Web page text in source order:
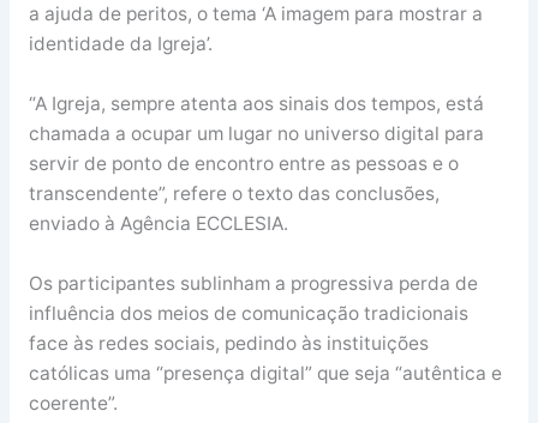
a ajuda de peritos, o tema ‘A imagem para mostrar a
identidade da Igreja’.
“A Igreja, sempre atenta aos sinais dos tempos, está
chamada a ocupar um lugar no universo digital para
servir de ponto de encontro entre as pessoas e o
transcendente”, refere o texto das conclusões,
enviado à Agência ECCLESIA.
Os participantes sublinham a progressiva perda de
influência dos meios de comunicação tradicionais
face às redes sociais, pedindo às instituições
católicas uma “presença digital” que seja “autêntica e
coerente”.